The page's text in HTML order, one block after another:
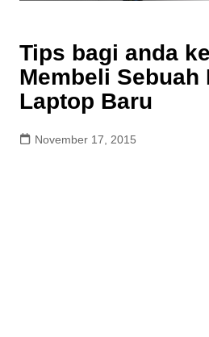
Tips bagi anda
Membeli Sebuah
Laptop Baru
November 17, 2015